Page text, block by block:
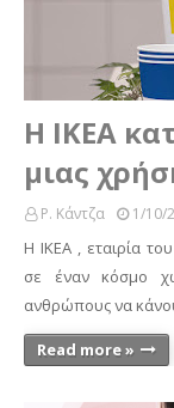
Η IKEA
μιας
Ρ. Κάντζα 1/10/
Η ΙΚΕΑ , εταιρία
σε έναν κόσμο
ανθρώπους να
Read more »